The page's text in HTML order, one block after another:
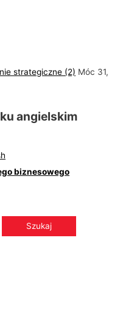
strategiczne (2) Móc 31,
angielskim
biznesowego